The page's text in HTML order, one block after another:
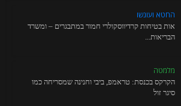
החטא ועונשו
אות בטיחות קרדיווסקולרי חמור במתבגרים – ומשרד
הבריאות...
מלמטה
הקרקס בכנסת: טראמפ, ביבי וחנינה שמסריחה כמו
סיגר זול